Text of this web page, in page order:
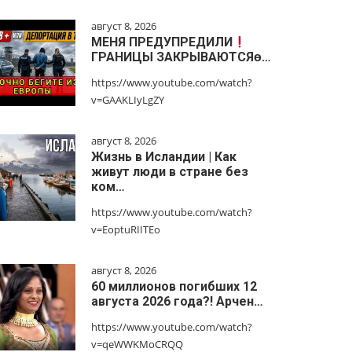
август 8, 2026
МЕНЯ ПРЕДУПРЕДИЛИ
ГРАНИЦЫ ЗАКРЫВАЮТСЯɵ…
https://www.youtube.com/watch?
v=GAAKLIyLgZY
август 8, 2026
Жизнь в Исландии | Как
живут люди в стране без
ком…
https://www.youtube.com/watch?
v=EoptuRIITEo
август 8, 2026
60 миллионов погибших 12
августа 2026 года?! Арчен…
https://www.youtube.com/watch?
v=qeWWKMoCRQQ